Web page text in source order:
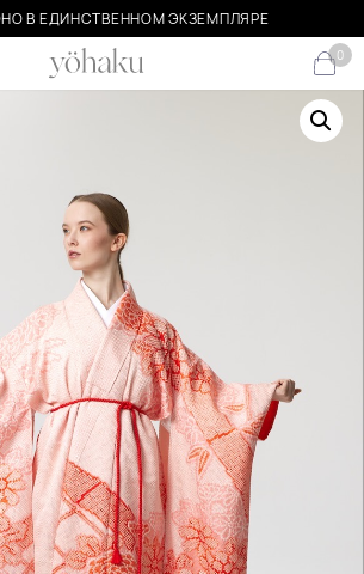
В ЕДИНСТВЕННОМ ЭКЗЕМПЛЯРЕ
0